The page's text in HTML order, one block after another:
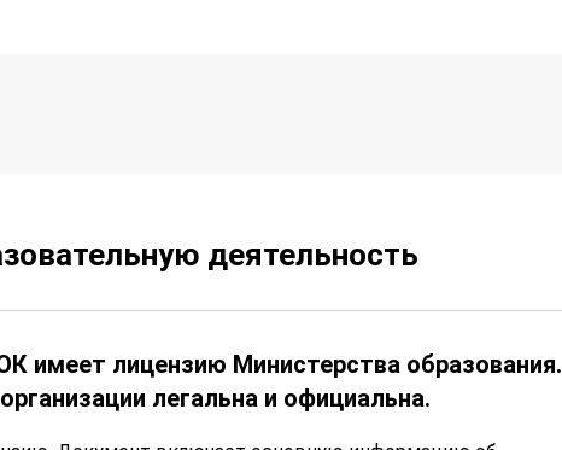
деятельность
имеет лицензию Министерства образования.
легальна и официальна.